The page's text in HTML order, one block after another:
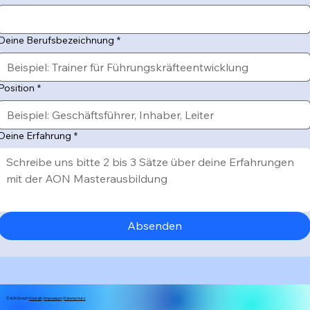
Berufsbezeichnung *
*
Erfahrung *
Absenden
© AON GmbH |Kontakt|Impressum|Datenschutz